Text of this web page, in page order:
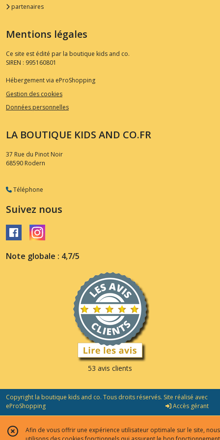
partenaires
Mentions légales
Ce site est édité par la boutique kids and co.
SIREN : 995160801
Hébergement via eProShopping
Gestion des cookies
Données personnelles
LA BOUTIQUE KIDS AND CO.FR
37 Rue du Pinot Noir
68590 Rodern
Téléphone
Suivez nous
Note globale : 4,7/5
53 avis clients
Copyright la boutique kids and co. Tous droits réservés. Site réalisé avec
eProShopping
Accès gérant
Afin de vous offrir une expérience utilisateur optimale sur le site, nous